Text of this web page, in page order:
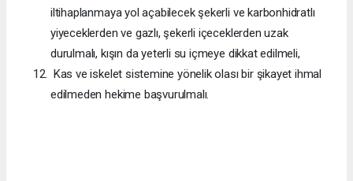
iltihaplanmaya yol açabilecek şekerli ve karbonhidratlı
yiyeceklerden ve gazlı, şekerli içeceklerden uzak
durulmalı, kışın da yeterli su içmeye dikkat edilmeli,
Kas ve iskelet sistemine yönelik olası bir şikayet ihmal
edilmeden hekime başvurulmalı.